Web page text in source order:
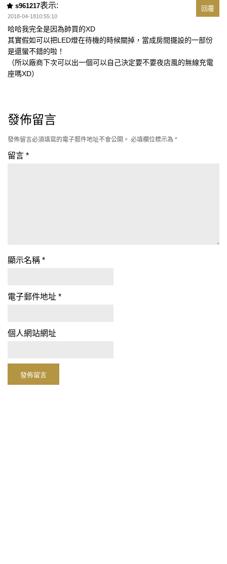
s961217表示:
2018-04-1810:55:10
哈哈我完全是因為帥買的XD
其實假如可以把LED燈在待機的時候關掉，當成房間擺設的一部份
是還蠻不錯的啦！
（所以廠商下次可以出一個可以自己決定要不要夜店風的無線充電
座嗎XD）
回覆
發佈留言
發佈留言必須填寫的電子郵件地址不會公開。 必填欄位標示為 *
留言 *
顯示名稱 *
電子郵件地址 *
個人網站網址